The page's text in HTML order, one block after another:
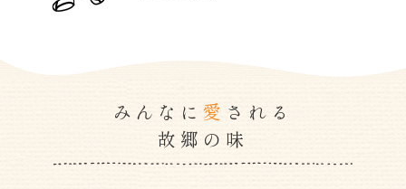
みんなに 愛 される
故郷の味